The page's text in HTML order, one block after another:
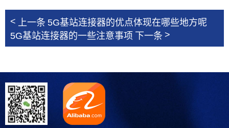
< 上一条 5G基站连接器的优点体现在哪些地方呢
5G基站连接器的一些注意事项
下一条 >